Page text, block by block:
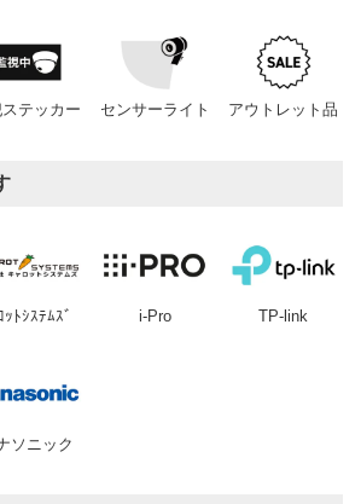
テッカー センサーライト アウトレット品
ｯﾄｼｽﾃﾑｽﾞ i-Pro TP-link
ソニック